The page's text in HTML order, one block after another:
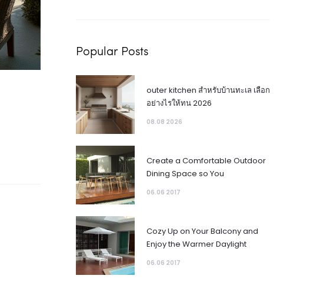
Popular Posts
outer kitchen สำหรับบ้านทะเล เลือก
อย่างไรให้ทน 2026
08.08 2026
Create a Comfortable Outdoor
Dining Space so You
06.06 2017
Cozy Up on Your Balcony and
Enjoy the Warmer Daylight
06.06 2017